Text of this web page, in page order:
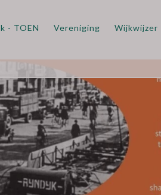
- TOEN Vereniging Wijkwijzer